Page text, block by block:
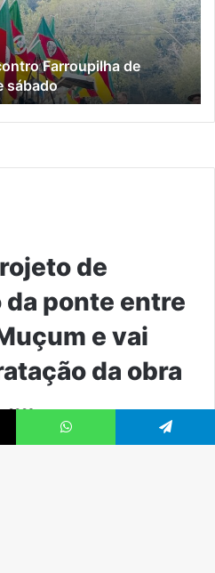
Farroupilha de
sábado
da
e
WhatsApp Telegram